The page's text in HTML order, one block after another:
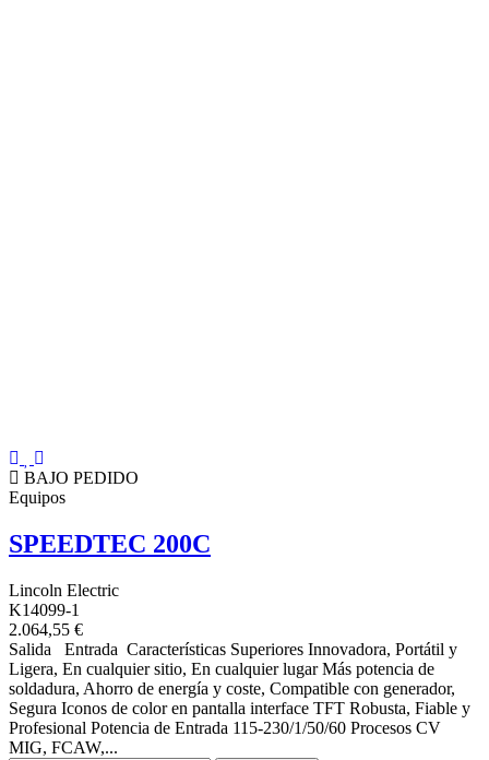
BAJO PEDIDO
Equipos
SPEEDTEC 200C
Lincoln Electric
K14099-1
2.064,55 €
Salida Entrada Características Superiores Innovadora, Portátil y
Ligera, En cualquier sitio, En cualquier lugar Más potencia de
soldadura, Ahorro de energía y coste, Compatible con generador,
Segura Iconos de color en pantalla interface TFT Robusta, Fiable y
Profesional Potencia de Entrada 115-230/1/50/60 Procesos CV
MIG, FCAW,...